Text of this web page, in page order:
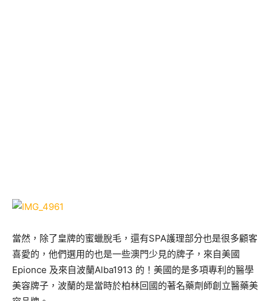
當然，除了皇牌的蜜蠟脫毛，還有SPA護理部分也是很多顧客
喜愛的，他們選用的也是一些澳門少見的牌子，來自美國
Epionce 及來自波蘭Alba1913 的！美國的是多項專利的醫學
美容牌子，波蘭的是當時於柏林回國的著名藥劑師創立醫藥美